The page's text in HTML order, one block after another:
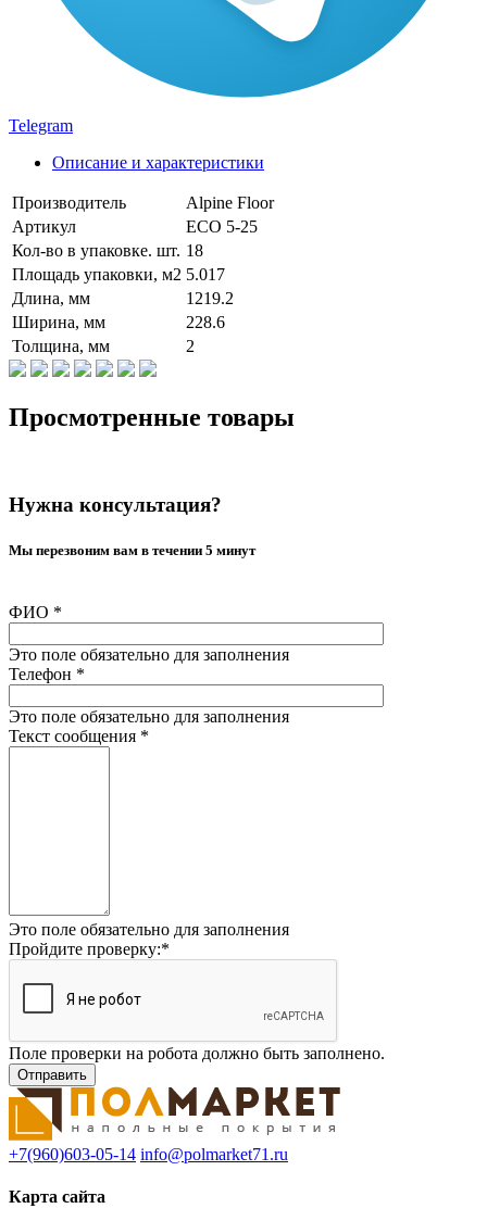
Telegram
Описание и характеристики
Производитель
Alpine Floor
Артикул
ECO 5-25
Кол-во в упаковке. шт. 18
Площадь упаковки, м2 5.017
Длина, мм
1219.2
Ширина, мм
228.6
Толщина, мм
2
Просмотренные товары
Нужна консультация?
Мы перезвоним вам в течении 5 минут
ФИО *
Это поле обязательно для заполнения
Телефон *
Это поле обязательно для заполнения
Текст сообщения *
Это поле обязательно для заполнения
Пройдите проверку:*
Поле проверки на робота должно быть заполнено.
+7(960)603-05-14 info@polmarket71.ru
Карта сайта